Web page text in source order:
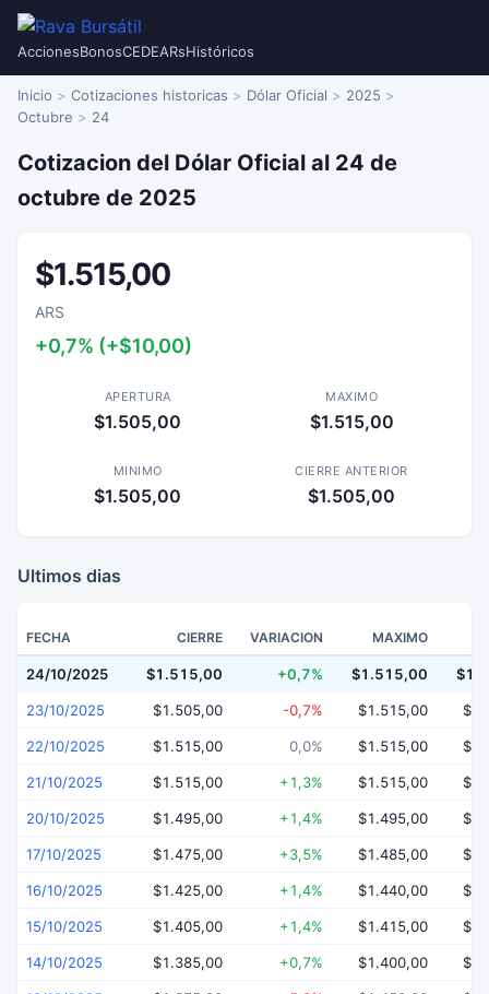
AccionesBonosCEDEARsHistóricos
Inicio Cotizaciones historicas Dólar Oficial
2025
Octubre
24
Cotizacion del Dólar Oficial al 24 de
octubre de 2025
$1.515,00
ARS
+0,7% (+$10,00)
APERTURA
$1.505,00
MAXIMO
$1.515,00
MINIMO
$1.505,00
CIERRE ANTERIOR
$1.505,00
Ultimos dias
FECHA CIERRE VARIACION MAXIMO
24/10/2025 $1.515,00 +0,7% $1.515,00
23/10/2025 $1.505,00 -0,7% $1.515,00
22/10/2025 $1.515,00 0,0% $1.515,00
21/10/2025 $1.515,00 +1,3% $1.515,00
20/10/2025 $1.495,00 +1,4% $1.495,00
17/10/2025 $1.475,00 +3,5% $1.485,00
16/10/2025 $1.425,00 +1,4% $1.440,00
15/10/2025 $1.405,00 +1,4% $1.415,00
14/10/2025 $1.385,00 +0,7% $1.400,00